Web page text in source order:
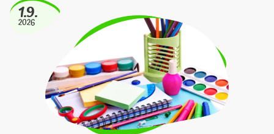
1.9.
2026